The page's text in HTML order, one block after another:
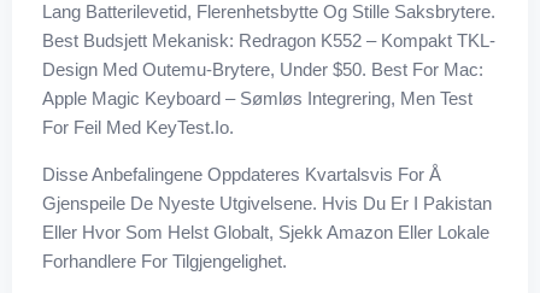
Lang Batterilevetid, Flerenhetsbytte Og Stille Saksbrytere.
Best Budsjett Mekanisk: Redragon K552 – Kompakt TKL-
Design Med Outemu-Brytere, Under $50. Best For Mac:
Apple Magic Keyboard – Sømløs Integrering, Men Test
For Feil Med KeyTest.io.
Disse Anbefalingene Oppdateres Kvartalsvis For Å
Gjenspeile De Nyeste Utgivelsene. Hvis Du Er I Pakistan
Eller Hvor Som Helst Globalt, Sjekk Amazon Eller Lokale
Forhandlere For Tilgjengelighet.